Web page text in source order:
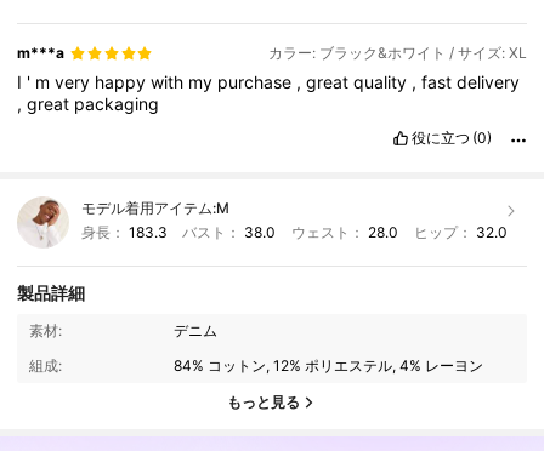
m***a カラー: ブラック&ホワイト / サイズ: XL
I ' mvery happywith my purchase ,greatquality ,fastdelivery
,great packaging
役に立つ (0)
モデル着用アイテム:M
身長： 183.3 バスト： 38.0 ウェスト： 28.0 ヒップ： 32.0
製品詳細
素材:
デニム
組成:
84% コットン, 12% ポリエステル, 4% レーヨン
もっと見る